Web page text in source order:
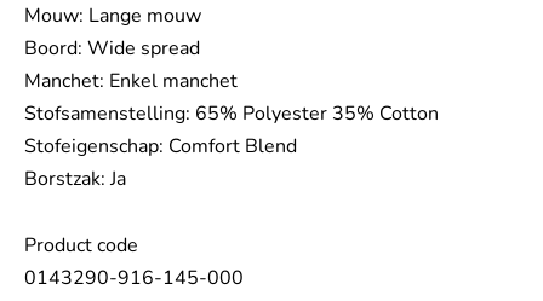
Mouw: Lange mouw
Boord: Wide spread
Manchet: Enkel manchet
Stofsamenstelling: 65% Polyester 35% Cotton
Stofeigenschap: Comfort Blend
Borstzak: Ja
Product code
0143290-916-145-000